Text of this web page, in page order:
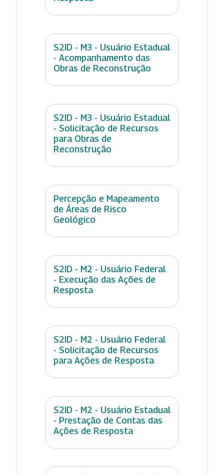
S2ID - M3 - Usuário Estadual
- Acompanhamento das
Obras de Reconstrução
S2ID - M3 - Usuário Estadual
- Solicitação de Recursos
para Obras de
Reconstrução
Percepção e Mapeamento
de Áreas de Risco
Geológico
S2ID - M2 - Usuário Federal
- Execução das Ações de
Resposta
S2ID - M2 - Usuário Federal
- Solicitação de Recursos
para Ações de Resposta
S2ID - M2 - Usuário Estadual
- Prestação de Contas das
Ações de Resposta